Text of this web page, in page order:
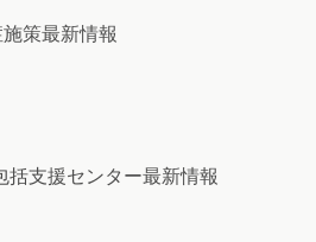
策最新情報
括支援センター最新情報